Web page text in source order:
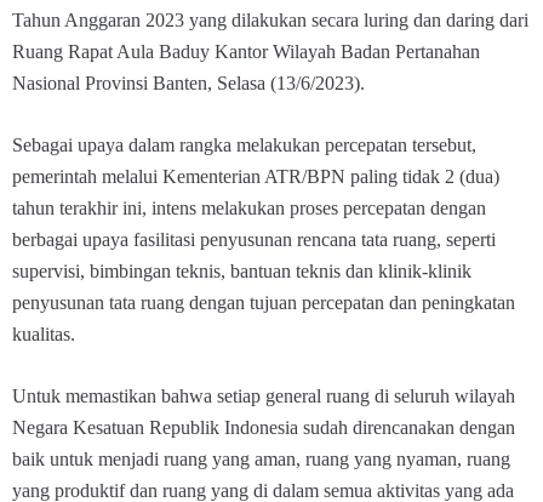
Tahun Anggaran 2023 yang dilakukan secara luring dan daring dari
Ruang Rapat Aula Baduy Kantor Wilayah Badan Pertanahan
Nasional Provinsi Banten, Selasa (13/6/2023).
Sebagai upaya dalam rangka melakukan percepatan tersebut,
pemerintah melalui Kementerian ATR/BPN paling tidak 2 (dua)
tahun terakhir ini, intens melakukan proses percepatan dengan
berbagai upaya fasilitasi penyusunan rencana tata ruang, seperti
supervisi, bimbingan teknis, bantuan teknis dan klinik-klinik
penyusunan tata ruang dengan tujuan percepatan dan peningkatan
kualitas.
Untuk memastikan bahwa setiap general ruang di seluruh wilayah
Negara Kesatuan Republik Indonesia sudah direncanakan dengan
baik untuk menjadi ruang yang aman, ruang yang nyaman, ruang
yang produktif dan ruang yang di dalam semua aktivitas yang ada